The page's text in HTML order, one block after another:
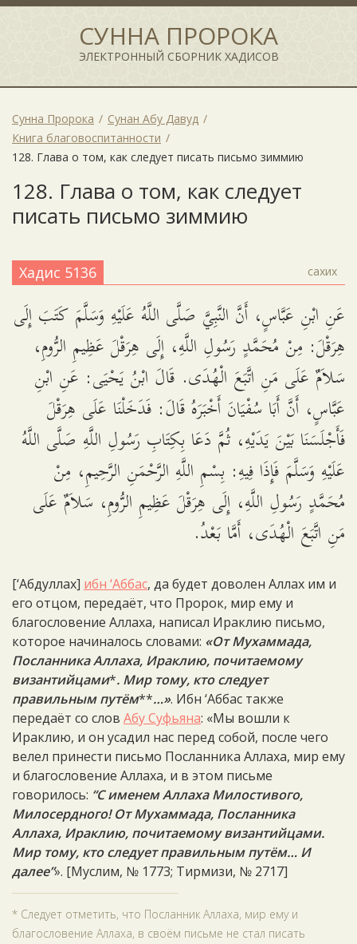
СУННА ПРОРОКА
ЭЛЕКТРОННЫЙ СБОРНИК ХАДИСОВ
Сунна Пророка
Сунан Абу Давуд
Книга благовоспитанности
128. Глава о том, как следует писать письмо зиммию
128. Глава о том, как следует
писать письмо зиммию
Хадис 5136 сахих
عَنِ ابْنِ عَبَّاسٍ، أَنَّ النَّبِيَّ صَلَّى اللَّهُ عَلَيْهِ وَسَلَّمَ كَتَبَ إِلَى
هِرَقْلَ: مِنْ مُحَمَّدٍ رَسُولِ اللَّهِ، إِلَى هِرَقْلَ عَظِيمِ الرُّومِ،
سَلاَمٌ عَلَى مَنِ اتَّبَعَ الْهُدَى. قَالَ ابْنُ يَحْيَى: عَنِ ابْنِ
عَبَّاسٍ، أَنَّ أَبَا سُفْيَانَ أَخْبَرَهُ قَالَ: فَدَخَلْنَا عَلَى هِرَقْلَ
فَأَجْلَسَنَا بَيْنَ يَدَيْهِ، ثُمَّ دَعَا بِكِتَابِ رَسُولِ اللَّهِ صَلَّى اللَّهُ
عَلَيْهِ وَسَلَّمَ فَإِذَا فِيهِ: بِسْمِ اللَّهِ الرَّحْمَنِ الرَّحِيمِ، مِنْ
مُحَمَّدٍ رَسُولِ اللَّهِ، إِلَى هِرَقْلَ عَظِيمِ الرُّومِ، سَلاَمٌ عَلَى
مَنِ اتَّبَعَ الْهُدَى، أَمَّا بَعْدُ.
[‘Абдуллах] ибн ‘Аббас, да будет доволен Аллах им и
его отцом, передаёт, что Пророк, мир ему и
благословение Аллаха, написал Ираклию письмо,
которое начиналось словами: «От Мухаммада,
Посланника Аллаха, Ираклию, почитаемому
византийцами*. Мир тому, кто следует
правильным путём**…». Ибн ‘Аббас также
передаёт со слов Абу Суфьяна: «Мы вошли к
Ираклию, и он усадил нас перед собой, после чего
велел принести письмо Посланника Аллаха, мир ему
и благословение Аллаха, и в этом письме
говорилось: “C именем Аллаха Милостивого,
Милосердного! От Мухаммада, Посланника
Аллаха, Ираклию, почитаемому византийцами.
Мир тому, кто следует правильным путём… И
далее”». [Муслим, № 1773; Тирмизи, № 2717]
* Следует отметить, что Посланник Аллаха, мир ему и
благословение Аллаха, в своём письме не стал писать